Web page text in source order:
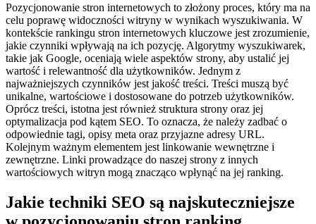
Pozycjonowanie stron internetowych to złożony proces, który ma na
celu poprawę widoczności witryny w wynikach wyszukiwania. W
kontekście rankingu stron internetowych kluczowe jest zrozumienie,
jakie czynniki wpływają na ich pozycję. Algorytmy wyszukiwarek,
takie jak Google, oceniają wiele aspektów strony, aby ustalić jej
wartość i relewantność dla użytkowników. Jednym z
najważniejszych czynników jest jakość treści. Treści muszą być
unikalne, wartościowe i dostosowane do potrzeb użytkowników.
Oprócz treści, istotna jest również struktura strony oraz jej
optymalizacja pod kątem SEO. To oznacza, że należy zadbać o
odpowiednie tagi, opisy meta oraz przyjazne adresy URL.
Kolejnym ważnym elementem jest linkowanie wewnętrzne i
zewnętrzne. Linki prowadzące do naszej strony z innych
wartościowych witryn mogą znacząco wpłynąć na jej ranking.
Jakie techniki SEO są najskuteczniejsze